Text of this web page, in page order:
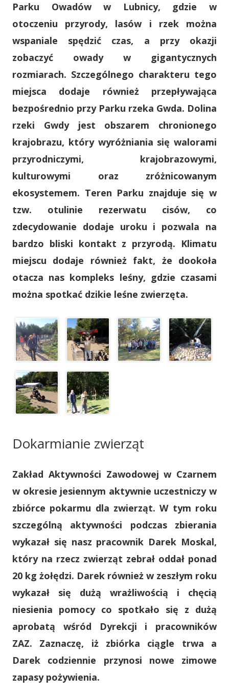
Parku Owadów w Lubnicy, gdzie w
otoczeniu przyrody, lasów i rzek można
wspaniale spędzić czas, a przy okazji
zobaczyć owady w gigantycznych
rozmiarach. Szczególnego charakteru tego
miejsca dodaje również przepływająca
bezpośrednio przy Parku rzeka Gwda. Dolina
rzeki Gwdy jest obszarem chronionego
krajobrazu, który wyróżniania się walorami
przyrodniczymi, krajobrazowymi,
kulturowymi oraz zróżnicowanym
ekosystemem. Teren Parku znajduje się w
tzw. otulinie rezerwatu cisów, co
zdecydowanie dodaje uroku i pozwala na
bardzo bliski kontakt z przyrodą. Klimatu
miejscu dodaje również fakt, że dookoła
otacza nas kompleks leśny, gdzie czasami
można spotkać dzikie leśne zwierzęta.
Dokarmianie zwierząt
Zakład Aktywności Zawodowej w Czarnem
w okresie jesiennym aktywnie uczestniczy w
zbiórce pokarmu dla zwierząt. W tym roku
szczególną aktywności podczas zbierania
wykazał się nasz pracownik Darek Moskal,
który na rzecz zwierząt zebrał oddał ponad
20 kg żołędzi. Darek również w zeszłym roku
wykazał się dużą wrażliwością i chęcią
niesienia pomocy co spotkało się z dużą
aprobatą wśród Dyrekcji i pracowników
ZAZ. Zaznaczę, iż zbiórka ciągle trwa a
Darek codziennie przynosi nowe zimowe
zapasy pożywienia.